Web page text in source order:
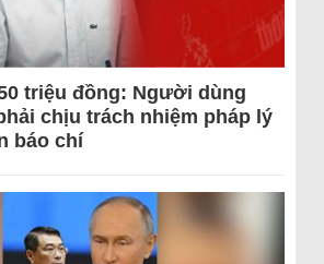
triệu đồng: Người dùng
chịu trách nhiệm pháp lý
báo chí